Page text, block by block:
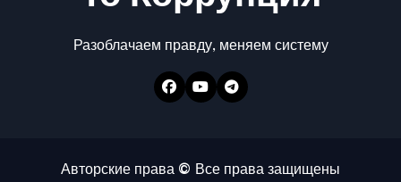
Разоблачаем правду, меняем систему
Авторские права © Все права защищены